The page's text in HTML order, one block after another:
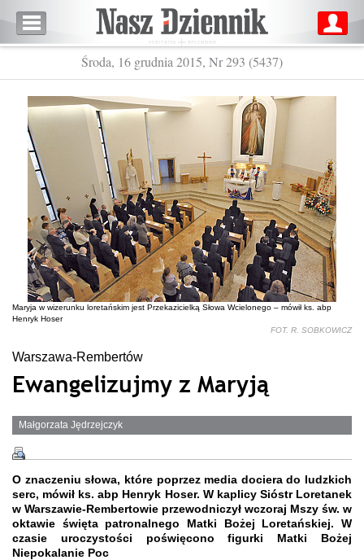
Środa, 16 grudnia 2015, Nr 293 (5437)
Maryja w wizerunku loretańskim jest Przekazicielką Słowa Wcielonego – mówił ks. abp
Henryk Hoser
FOT. R. SOBKOWICZ
Warszawa-Rembertów
Ewangelizujmy z Maryją
Małgorzata Jędrzejczyk
O znaczeniu słowa, które poprzez media dociera do ludzkich
serc, mówił ks. abp Henryk Hoser. W kaplicy Sióstr Loretanek
w Warszawie-Rembertowie przewodniczył wczoraj Mszy św. w
oktawie święta patronalnego Matki Bożej Loretańskiej. W
czasie uroczystości poświęcono figurki Matki Bożej
Niepokalanie Poc